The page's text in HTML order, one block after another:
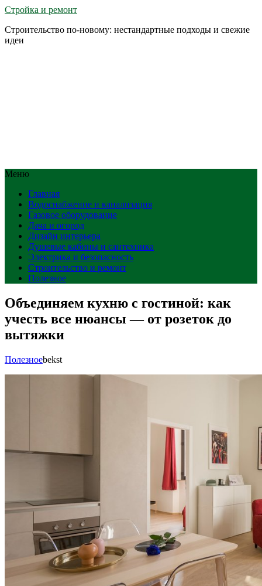
Стройка и ремонт
Строительство по-новому: нестандартные подходы и свежие
идеи
Меню
Главная
Водоснабжение и канализация
Газовое оборудование
Дача и огород
Дизайн интерьера
Душевые кабины и сантехника
Электрика и безопасность
Строительство и ремонт
Полезное
Объединяем кухню с гостиной: как
учесть все нюансы — от розеток до
вытяжки
Полезноеbekst